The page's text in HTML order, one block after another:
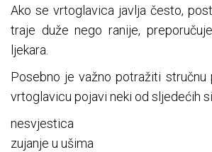
Ako se vrtoglavica javlja često,
traje duže nego ranije,
ljekara.
Posebno je važno potražiti stručnu
vrtoglavicu pojavi neki od sljedećih
nesvjestica
zujanje u ušima